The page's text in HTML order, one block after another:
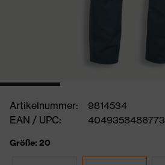
Artikelnummer:
9814534
EAN / UPC:
4049358486773
Größe: 20